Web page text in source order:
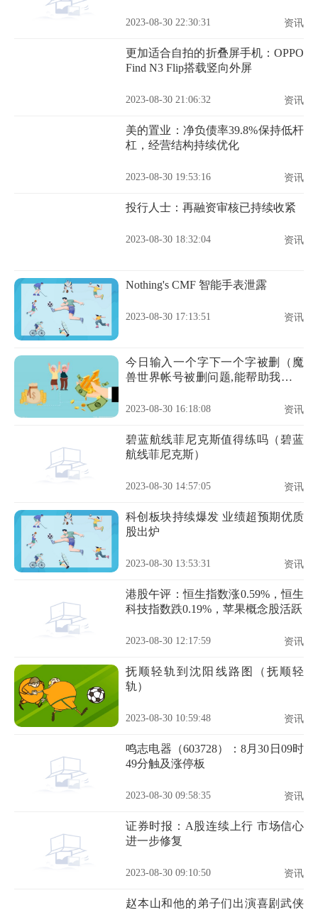
2023-08-30 22:30:31 资讯
更加适合自拍的折叠屏手机：OPPO
Find N3 Flip搭载竖向外屏
2023-08-30 21:06:32 资讯
美的置业：净负债率39.8%保持低杆
杠，经营结构持续优化
2023-08-30 19:53:16 资讯
投行人士：再融资审核已持续收紧
2023-08-30 18:32:04 资讯
Nothing's CMF 智能手表泄露
2023-08-30 17:13:51 资讯
今日输入一个字下一个字被删（魔
兽世界帐号被删问题,能帮助我的进
2023-08-30 16:18:08 资讯
碧蓝航线菲尼克斯值得练吗（碧蓝
航线菲尼克斯）
2023-08-30 14:57:05 资讯
科创板块持续爆发 业绩超预期优质
股出炉
2023-08-30 13:53:31 资讯
港股午评：恒生指数涨0.59%，恒生
科技指数跌0.19%，苹果概念股活跃
2023-08-30 12:17:59 资讯
抚顺轻轨到沈阳线路图（抚顺轻
轨）
2023-08-30 10:59:48 资讯
鸣志电器（603728）：8月30日09时
49分触及涨停板
2023-08-30 09:58:35 资讯
证券时报：A股连续上行 市场信心
进一步修复
2023-08-30 09:10:50 资讯
赵本山和他的弟子们出演喜剧武侠